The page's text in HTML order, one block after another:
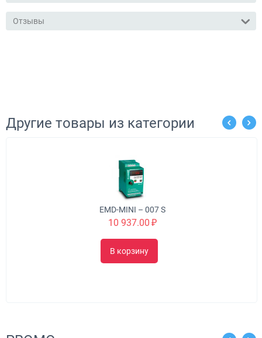
Отзывы
Другие товары из категории
EMD-MINI – 007 S
10 937.00 ₽
В корзину